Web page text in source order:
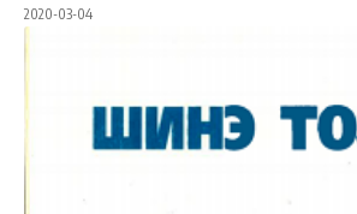
2020-03-04